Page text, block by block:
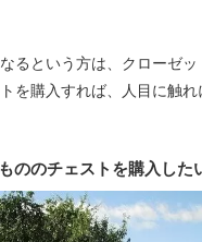
るという方は、クローゼ
を購入すれば、人目に触れ
ののチェストを購入した